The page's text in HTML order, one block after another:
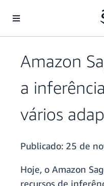
Pular para o conteúdo principal
Amazon
a
vários
Publicado: 25 de
Hoje, o Amazon
recursos de